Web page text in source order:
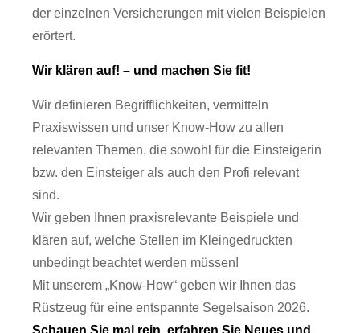
der einzelnen Versicherungen mit vielen Beispielen
erörtert.
Wir klären auf! – und machen Sie fit!
Wir definieren Begrifflichkeiten, vermitteln
Praxiswissen und unser Know-How zu allen
relevanten Themen, die sowohl für die Einsteigerin
bzw. den Einsteiger als auch den Profi relevant
sind.
Wir geben Ihnen praxisrelevante Beispiele und
klären auf, welche Stellen im Kleingedruckten
unbedingt beachtet werden müssen!
Mit unserem „Know-How“ geben wir Ihnen das
Rüstzeug für eine entspannte Segelsaison 2026.